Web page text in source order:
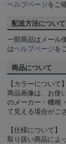
ヘルプページをご
配送方法について
一部商品はメール
はヘルプページを
商品について
【カラーについて】
商品画像は、お使
のメーカー・機種
て見える場合がご
【仕様について】
取り扱い商品によ